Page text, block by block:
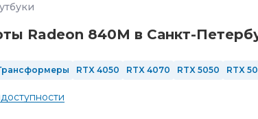
Radeon 840M в Санкт-
RTX 4050 RTX 4070 RTX 5050 RTX
доступности